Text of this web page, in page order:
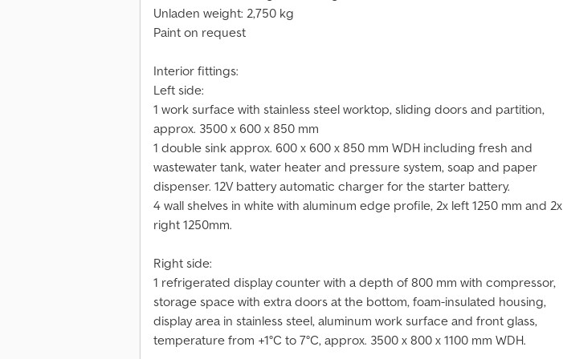
Unladen weight: 2,750 kg
Paint on request
Interior fittings:
Left side:
1 work surface with stainless steel worktop, sliding doors and partition,
approx. 3500 x 600 x 850 mm
1 double sink approx. 600 x 600 x 850 mm WDH including fresh and
wastewater tank, water heater and pressure system, soap and paper
dispenser. 12V battery automatic charger for the starter battery.
4 wall shelves in white with aluminum edge profile, 2x left 1250 mm and 2x
right 1250mm.
Right side:
1 refrigerated display counter with a depth of 800 mm with compressor,
storage space with extra doors at the bottom, foam-insulated housing,
display area in stainless steel, aluminum work surface and front glass,
temperature from +1°C to 7°C, approx. 3500 x 800 x 1100 mm WDH.